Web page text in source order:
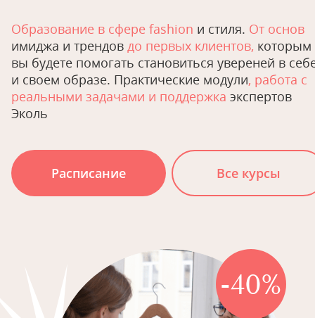
Образование в сфере fashion и стиля. От основ
имиджа и трендов до первых клиентов, которым
вы будете помогать становиться увереней в
и своем образе. Практические модули, работа с
реальными задачами и поддержка экспертов
Эколь
Расписание Все курсы
-40%